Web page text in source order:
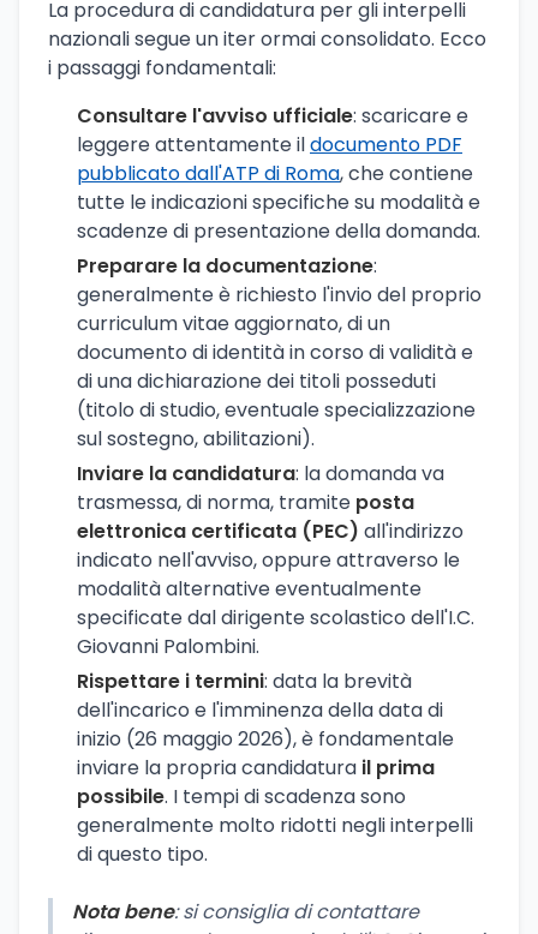
La procedura di candidatura per gli interpelli
nazionali segue un iter ormai consolidato. Ecco
i passaggi fondamentali:
Consultare l'avviso ufficiale: scaricare e
leggere attentamente ildocumento PDF
pubblicato dall'ATP di Roma, che contiene
tutte le indicazioni specifiche su modalità e
scadenze di presentazione della domanda.
Preparare la documentazione:
generalmente è richiesto l'invio del proprio
curriculum vitae aggiornato, di un
documento di identità in corso di validità e
di una dichiarazione dei titoli posseduti
(titolo di studio, eventuale specializzazione
sul sostegno, abilitazioni).
Inviare la candidatura: la domanda va
trasmessa, di norma, tramite posta
elettronica certificata (PEC) all'indirizzo
indicato nell'avviso, oppure attraverso le
modalità alternative eventualmente
specificate dal dirigente scolastico dell'I.C.
Giovanni Palombini.
Rispettare i termini: data la brevità
dell'incarico e l'imminenza della data di
inizio (26 maggio 2026), è fondamentale
inviare la propria candidatura il prima
possibile. I tempi di scadenza sono
generalmente molto ridotti negli interpelli
di questo tipo.
Nota bene: si consiglia di contattare